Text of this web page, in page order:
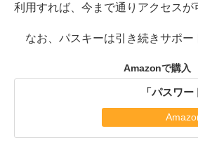
利用すれば、今まで通りアクセスが
なお、パスキーは引き続きサポー
Amazonで購入
「パスワ